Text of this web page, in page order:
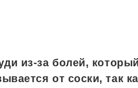
из-за болей,
от соски, так